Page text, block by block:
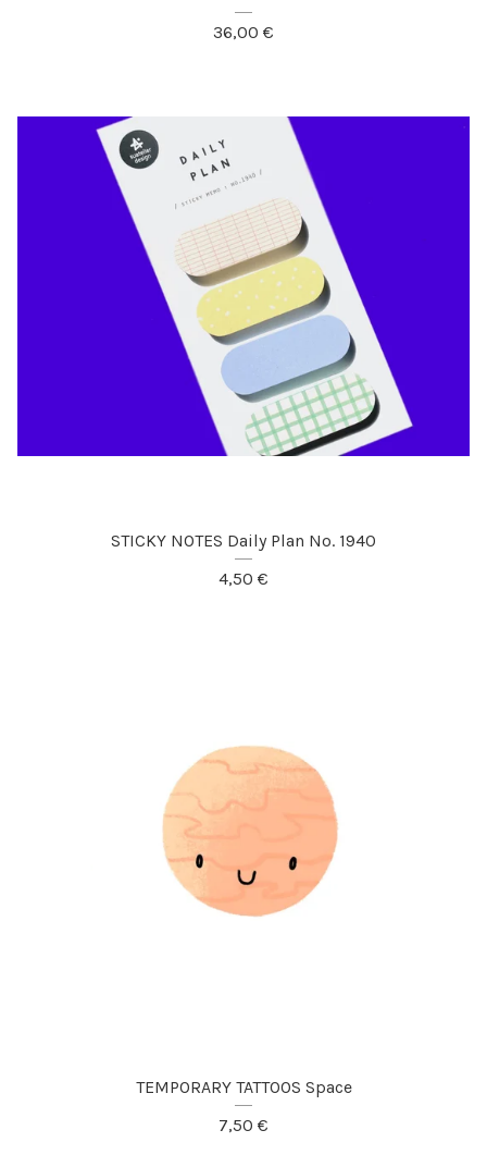
36,00 €
STICKY NOTES Daily Plan No. 1940
4,50 €
TEMPORARY TATTOOS Space
7,50 €